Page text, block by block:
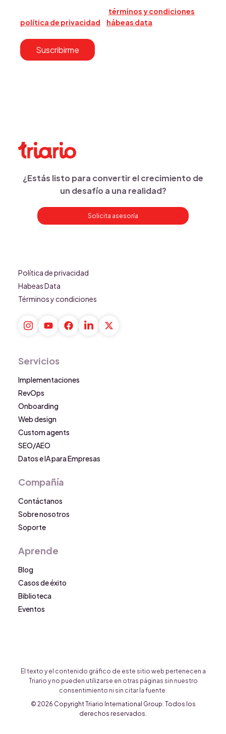
términos y condiciones
política de privacidad
hábeas data
¿Estás listo para convertir el crecimiento de
un desafío a una realidad?
Solicita asesoría
Política de privacidad
Habeas Data
Términos y condiciones
Servicios
Implementaciones
RevOps
Onboarding
Web design
Custom agents
SEO/AEO
Datos e IA para Empresas
Compañía
Contáctanos
Sobre nosotros
Soporte
Aprende
Blog
Casos de éxito
Biblioteca
Eventos
El texto y el contenido gráfico de este sitio web pertenecen a
Triario y no pueden utilizarse en otras páginas sin nuestro
consentimiento ni sin citar la fuente.
© 2026 Copyright Triario International Group. Todos los
derechos reservados.